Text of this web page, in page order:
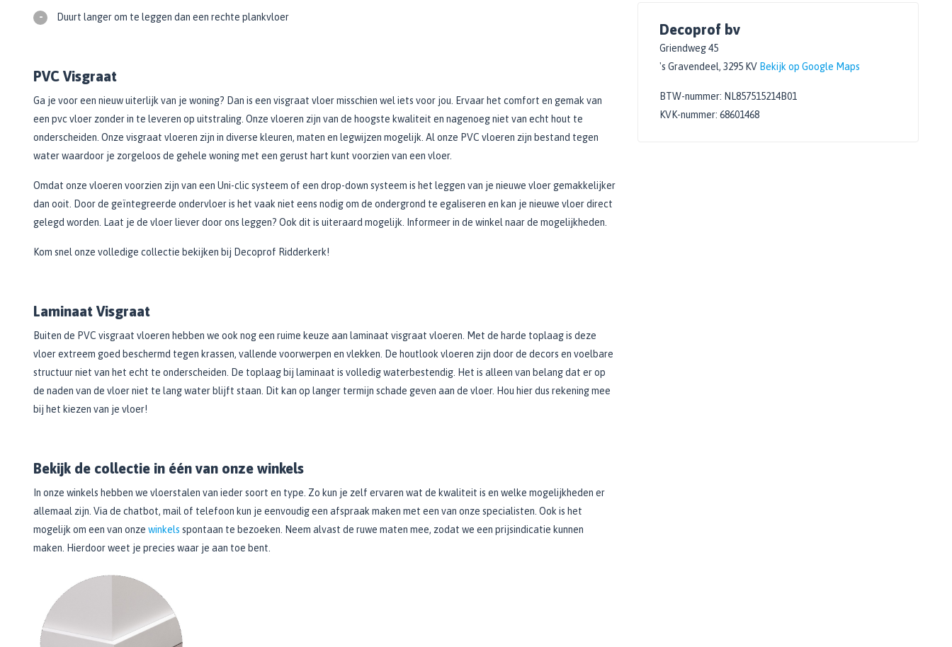
Mat
Top 10
Buiten
Multiprimer (Universeel)
Spuitbussen
Lakspray
Bekijk alle Spuitbussen
Vloerverven
Vloerverf
Betonverf
Wegenverf
Bekijk alle Vloerverven
Tegelverf
Kassenwit
Dakcoating
Bekijk alle Speciale verf
Zwarte muurverf
Bekijk alle Kleuren
Oplosmiddelen
Muurreparatie en -plamuur
Universele vulmiddelen
Plamuur
Overige
Maskeerpapier
Handige hulpmiddelen
Beschermingsmiddelen
Bekijk alle Overige materialen
Afbreekmessen
Foliesnijder
Verfhulpmiddelen
Overig
Effectgereedschap
Onderdeurtje
Schildershulp
Glasreinigers
Bezems en Stoffer en blik
Poetsdoeken
Overige gereedschappen
Spanen
Mengstaven
- Duurt langer om te leggen dan een rechte plankvloer
PVC Visgraat
Ga je voor een nieuw uiterlijk van je woning? Dan is een visgraat vloer misschien wel iets voor jou. Ervaar het comfort en gemak van
een pvc vloer zonder in te leveren op uitstraling. Onze vloeren zijn van de hoogste kwaliteit en nagenoeg niet van echt hout te
onderscheiden. Onze visgraat vloeren zijn in diverse kleuren, maten en legwijzen mogelijk. Al onze PVC vloeren zijn bestand tegen
water waardoor je zorgeloos de gehele woning met een gerust hart kunt voorzien van een vloer.
Omdat onze vloeren voorzien zijn van een Uni-clic systeem of een drop-down systeem is het leggen van je nieuwe vloer gemakkelijker
dan ooit. Door de geïntegreerde ondervloer is het vaak niet eens nodig om de ondergrond te egaliseren en kan je nieuwe vloer direct
gelegd worden. Laat je de vloer liever door ons leggen? Ook dit is uiteraard mogelijk. Informeer in de winkel naar de mogelijkheden.
Kom snel onze volledige collectie bekijken bij Decoprof Ridderkerk!
Laminaat Visgraat
Buiten de PVC visgraat vloeren hebben we ook nog een ruime keuze aan laminaat visgraat vloeren. Met de harde toplaag is deze
vloer extreem goed beschermd tegen krassen, vallende voorwerpen en vlekken. De houtlook vloeren zijn door de decors en voelbare
structuur niet van het echt te onderscheiden. De toplaag bij laminaat is volledig waterbestendig. Het is alleen van belang dat er op
de naden van de vloer niet te lang water blijft staan. Dit kan op langer termijn schade geven aan de vloer. Hou hier dus rekening mee
bij het kiezen van je vloer!
Bekijk de collectie in één van onze winkels
In onze winkels hebben we vloerstalen van ieder soort en type. Zo kun je zelf ervaren wat de kwaliteit is en welke mogelijkheden er
allemaal zijn. Via de chatbot, mail of telefoon kun je eenvoudig een afspraak maken met een van onze specialisten. Ook is het
mogelijk om een van onze winkels spontaan te bezoeken. Neem alvast de ruwe maten mee, zodat we een prijsindicatie kunnen
maken. Hierdoor weet je precies waar je aan toe bent.
Decoprof bv
Griendweg 45
's Gravendeel, 3295 KV Bekijk op Google Maps
BTW-nummer: NL857515214B01
KVK-nummer: 68601468